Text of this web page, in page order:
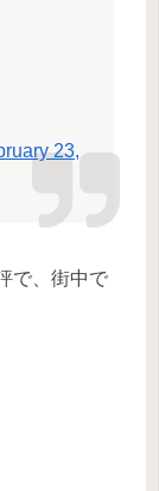
23,
で、街中で